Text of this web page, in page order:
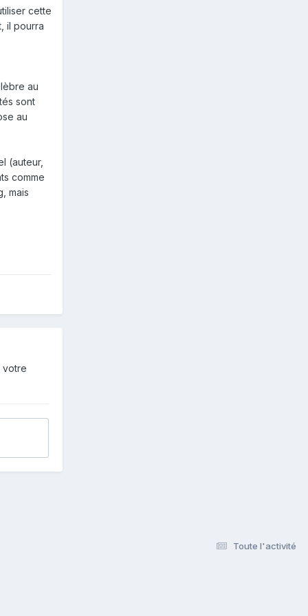
cette
il pourra
au
sont
au
(auteur,
comme
mais
votre
Toute l'activité